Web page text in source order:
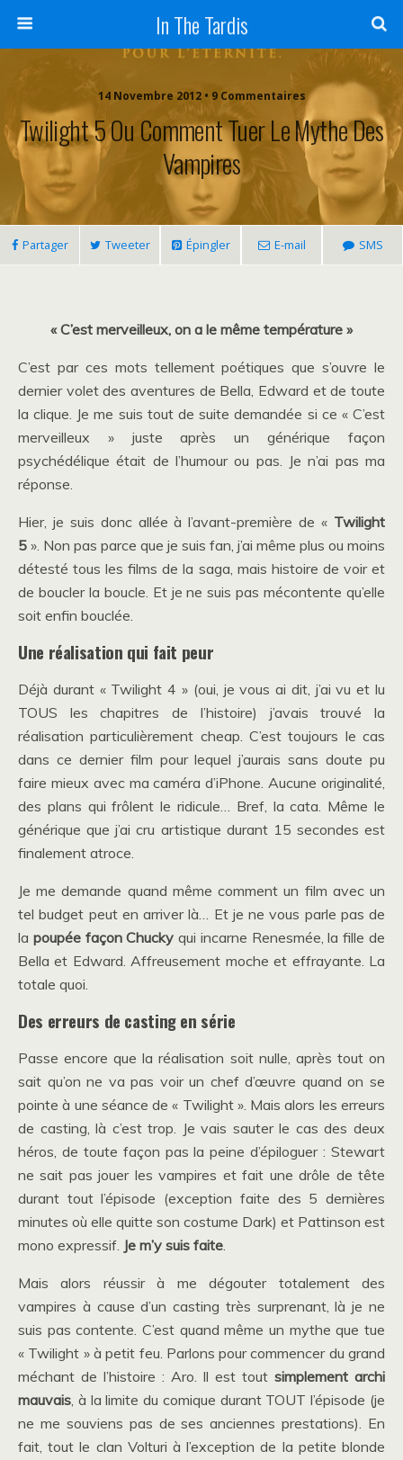
In The Tardis
14 Novembre 2012 • 9 Commentaires
Twilight 5 Ou Comment Tuer Le Mythe Des
Vampires
Partager Tweeter Épingler E-mail SMS
« C’est merveilleux, on a le même température »
C’est par ces mots tellement poétiques que s’ouvre le
dernier volet des aventures de Bella, Edward et de toute
la clique. Je me suis tout de suite demandée si ce « C’est
merveilleux » juste après un générique façon
psychédélique était de l’humour ou pas. Je n’ai pas ma
réponse.
Hier, je suis donc allée à l’avant-première de « Twilight
5 ». Non pas parce que je suis fan, j’ai même plus ou moins
détesté tous les films de la saga, mais histoire de voir et
de boucler la boucle. Et je ne suis pas mécontente qu’elle
soit enfin bouclée.
Une réalisation qui fait peur
Déjà durant « Twilight 4 » (oui, je vous ai dit, j’ai vu et lu
TOUS les chapitres de l’histoire) j’avais trouvé la
réalisation particulièrement cheap. C’est toujours le cas
dans ce dernier film pour lequel j’aurais sans doute pu
faire mieux avec ma caméra d’iPhone. Aucune originalité,
des plans qui frôlent le ridicule… Bref, la cata. Même le
générique que j’ai cru artistique durant 15 secondes est
finalement atroce.
Je me demande quand même comment un film avec un
tel budget peut en arriver là… Et je ne vous parle pas de
la poupée façon Chucky qui incarne Renesmée, la fille de
Bella et Edward. Affreusement moche et effrayante. La
totale quoi.
Des erreurs de casting en série
Passe encore que la réalisation soit nulle, après tout on
sait qu’on ne va pas voir un chef d’œuvre quand on se
pointe à une séance de « Twilight ». Mais alors les erreurs
de casting, là c’est trop. Je vais sauter le cas des deux
héros, de toute façon pas la peine d’épiloguer : Stewart
ne sait pas jouer les vampires et fait une drôle de tête
durant tout l’épisode (exception faite des 5 dernières
minutes où elle quitte son costume Dark) et Pattinson est
mono expressif. Je m’y suis faite.
Mais alors réussir à me dégouter totalement des
vampires à cause d’un casting très surprenant, là je ne
suis pas contente. C’est quand même un mythe que tue
« Twilight » à petit feu. Parlons pour commencer du grand
méchant de l’histoire : Aro. Il est toutsimplement archi
mauvais, à la limite du comique durant TOUT l’épisode (je
ne me souviens pas de ses anciennes prestations). En
fait, tout le clan Volturi à l’exception de la petite blonde